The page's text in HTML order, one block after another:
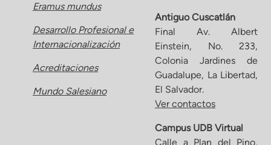
Eramus mundus
Desarrollo Profesional e
Internacionalización
Acreditaciones
Mundo Salesiano
Antiguo Cuscatlán
Final Av. Albert
Einstein, No. 233,
Colonia Jardines de
Guadalupe, La Libertad,
El Salvador.
Ver contactos
Campus UDB Virtual
Calle a Plan del Pino,